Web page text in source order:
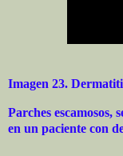
Imagen 23.
Parches escamosos,
en un paciente con